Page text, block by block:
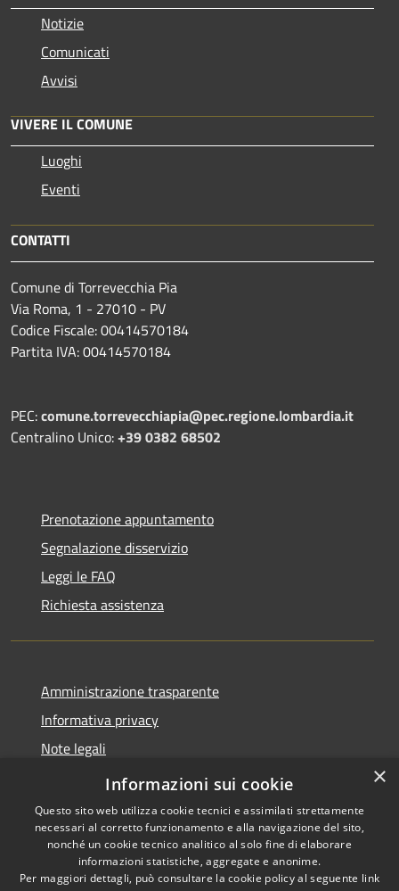
Notizie
Comunicati
Avvisi
VIVERE IL COMUNE
Luoghi
Eventi
CONTATTI
Comune di Torrevecchia Pia
Via Roma, 1 - 27010 - PV
Codice Fiscale: 00414570184
Partita IVA: 00414570184
PEC:comune.torrevecchiapia@pec.regione.lombardia.it
Centralino Unico:+39 0382 68502
Prenotazione appuntamento
Segnalazione disservizio
Leggi le FAQ
Richiesta assistenza
Amministrazione trasparente
Informativa privacy
Note legali
Dichiarazione di accessibilità
Copyright © 2026 • Comune di
×
Informazioni sui cookie
Questo sito web utilizza cookie tecnici e assimilati strettamente
necessari al corretto funzionamento e alla navigazione del sito,
nonché un cookie tecnico analitico al solo fine di elaborare
informazioni statistiche, aggregate e anonime.
Per maggiori dettagli, può consultare la cookie policy al seguente link